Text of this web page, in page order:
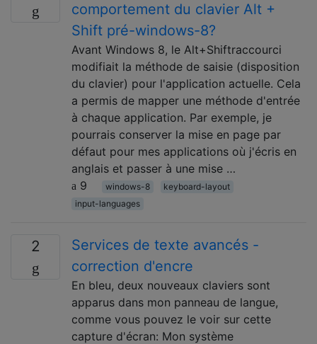
comportement du clavier Alt +
Shift pré-windows-8?
Avant Windows 8, le Alt+Shiftraccourci
modifiait la méthode de saisie (disposition
du clavier) pour l'application actuelle. Cela
a permis de mapper une méthode d'entrée
à chaque application. Par exemple, je
pourrais conserver la mise en page par
défaut pour mes applications où j'écris en
anglais et passer à une mise …
9
windows-8
keyboard-layout
input-languages
2
Services de texte avancés -
correction d'encre
En bleu, deux nouveaux claviers sont
apparus dans mon panneau de langue,
comme vous pouvez le voir sur cette
capture d'écran: Mon système